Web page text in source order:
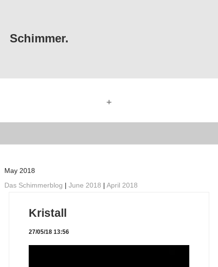
Schimmer.
+
May 2018
Das Schimmerblog | June 2018 | April 2018
Kristall
27/05/18 13:56